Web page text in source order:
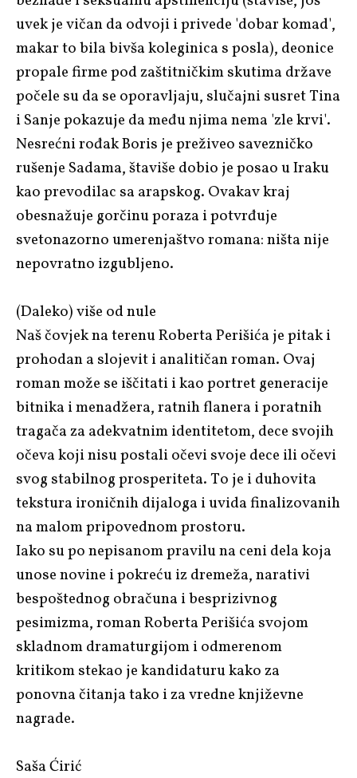
uvek je vičan da odvoji i privede 'dobar komad',
makar to bila bivša koleginica s posla), deonice
propale firme pod zaštitničkim skutima države
počele su da se oporavljaju, slučajni susret Tina
i Sanje pokazuje da među njima nema 'zle krvi'.
Nesrećni rođak Boris je preživeo savezničko
rušenje Sadama, štaviše dobio je posao u Iraku
kao prevodilac sa arapskog. Ovakav kraj
obesnažuje gorčinu poraza i potvrđuje
svetonazorno umerenjaštvo romana: ništa nije
nepovratno izgubljeno.
(Daleko) više od nule
Naš čovjek na terenuRoberta Perišića je pitak i
prohodan a slojevit i analitičan roman. Ovaj
roman može se iščitati i kao portret generacije
bitnika i menadžera, ratnih flanera i poratnih
tragača za adekvatnim identitetom, dece svojih
očeva koji nisu postali očevi svoje dece ili očevi
svog stabilnog prosperiteta. To je i duhovita
tekstura ironičnih dijaloga i uvida finalizovanih
na malom pripovednom prostoru.
Iako su po nepisanom pravilu na ceni dela koja
unose novine i pokreću iz dremeža, narativi
bespoštednog obračuna i besprizivnog
pesimizma, roman Roberta Perišića svojom
skladnom dramaturgijom i odmerenom
kritikom stekao je kandidaturu kako za
ponovna čitanja tako i za vredne književne
nagrade.
Saša Ćirić